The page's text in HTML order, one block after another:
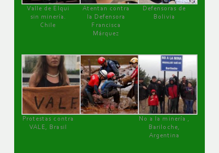
Valle de Elqui
sin minería.
Chile
Atentan contra
la Defensora
Francisca
Márquez
Defensoras de
Bolivia
Protestas contra
VALE, Brasil
No a la minería ,
Bariloche,
Argentina